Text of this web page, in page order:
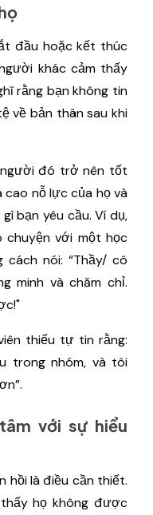
đầu hoặc kết thúc
khác cảm thấy
rằng bạn không tin
về bản thân sau khi
người đó trở nên tốt
cao nỗ lực của họ và
bạn yêu cầu. Ví dụ,
với một học
cách nói: “Thầy/ cô
minh và chăm chỉ.
thiếu tự tin rằng:
trong nhóm, và tôi
với sự hiểu
hồi là điều cần thiết.
họ không được